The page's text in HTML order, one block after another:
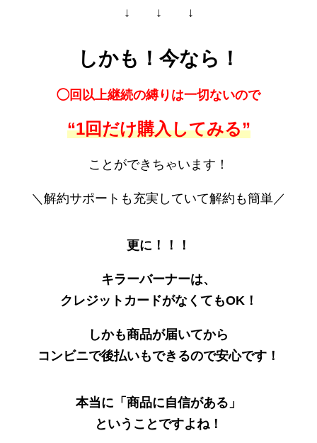
↓ ↓ ↓
しかも！今なら！
◯回以上継続の縛りは一切ないので
“1回だけ購入してみる”
ことができちゃいます！
＼解約サポートも充実していて解約も簡単／
更に！！！
キラーバーナーは、
クレジットカードがなくてもOK！
しかも商品が届いてから
コンビニで後払いもできるので安心です！
本当に「商品に自信がある」
ということですよね！